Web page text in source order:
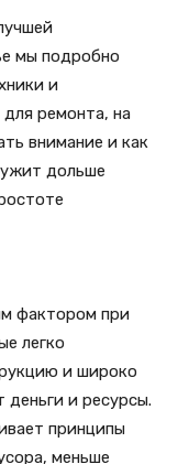
мы подробно
и
ремонта, на
внимание и как
дольше
фактором при
легко
и широко
деньги и ресурсы.
принципы
меньше